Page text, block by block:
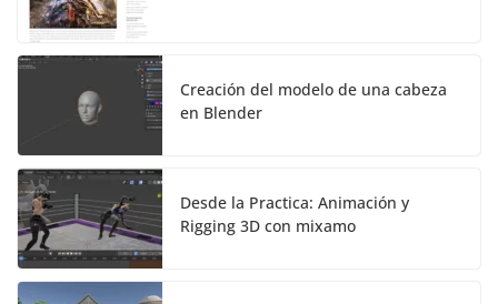
Creación del modelo de una cabeza
en Blender
Desde la Practica: Animación y
Rigging 3D con mixamo